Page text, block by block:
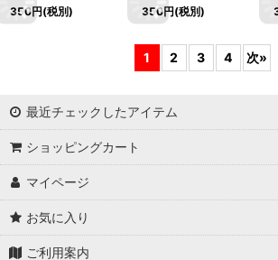
350円(税別)
350円(税別)
1 2 3 4 次»
最近チェックしたアイテム
ショッピングカート
マイページ
お気に入り
ご利用案内